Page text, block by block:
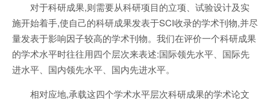
对于科研成果,则需要从科研项目的立项、试验设计及实
施开始着手,使自己的科研成果发表于SCI收录的学术刊物,并尽
量发表于影响因子较高的学术刊物。我们在评价一个科研成果
的学术水平时往往用四个层次来表述:国际领先水平、国际先
进水平、国内领先水平、国内先进水平。
相对应地,承载这四个学术水平层次科研成果的学术论文